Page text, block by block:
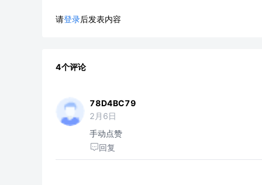
请登录后发表内容
4个评论
78D4BC79
2月6日
手动点赞
回复